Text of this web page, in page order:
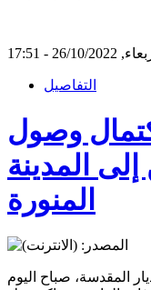
26/10/2022 - 17:51
التفاصيل
اكتمال وصول
إلى المدينة
المنورة
المقدسة، صباح اليوم